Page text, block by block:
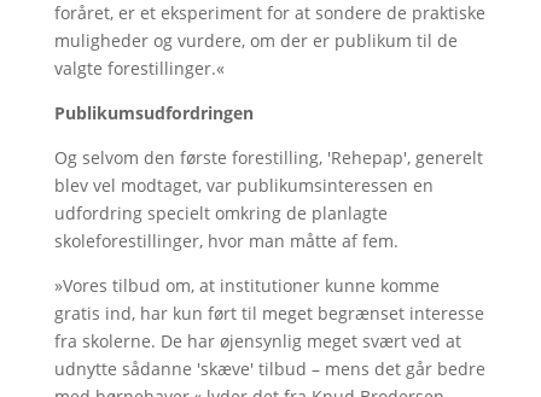
foråret, er et eksperiment for at sondere de praktiske
muligheder og vurdere, om der er publikum til de
valgte forestillinger.«
Publikumsudfordringen
Og selvom den første forestilling, 'Rehepap', generelt
blev vel modtaget, var publikumsinteressen en
udfordring specielt omkring de planlagte
skoleforestillinger, hvor man måtte af fem.
»Vores tilbud om, at institutioner kunne komme
gratis ind, har kun ført til meget begrænset interesse
fra skolerne. De har øjensynlig meget svært ved at
udnytte sådanne 'skæve' tilbud – mens det går bedre